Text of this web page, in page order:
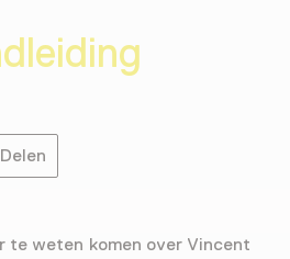
Delen
te weten komen over Vincent